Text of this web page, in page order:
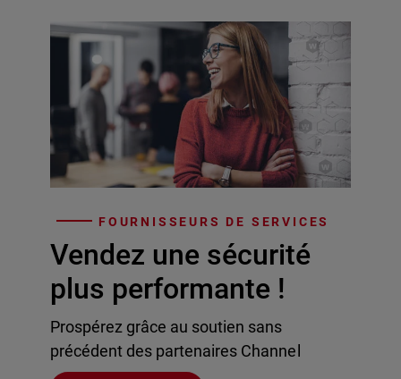
FOURNISSEURS DE SERVICES
Vendez une sécurité
plus performante !
Prospérez grâce au soutien sans
précédent des partenaires Channel